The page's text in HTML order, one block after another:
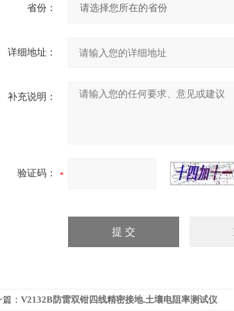
省份：
详细地址：
补充说明：
验证码：
： V2132B防雷双钳四线精密接地.土壤电阻率测试仪